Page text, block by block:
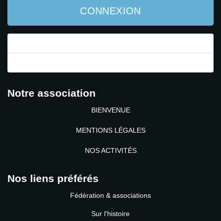
CONNEXION
Notre association
BIENVENUE
MENTIONS LÉGALES
NOS ACTIVITÉS
Nos liens préférés
Fédération & associations
Sur l'histoire